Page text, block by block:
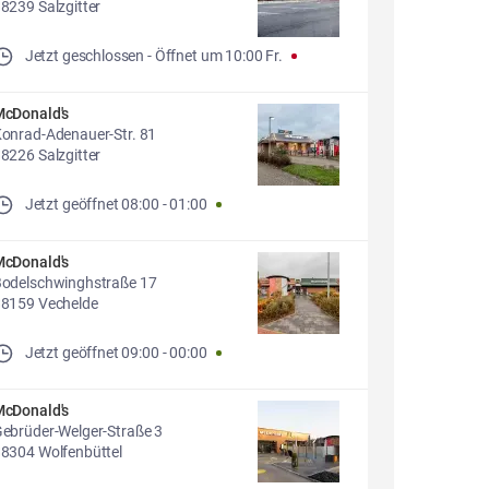
Salzgitter
Jetzt geschlossen - Öffnet um 10:00 Fr.
Adenauer-Str. 81
Salzgitter
Jetzt geöffnet 08:00 -01:00
17
Vechelde
Jetzt geöffnet 09:00 -00:00
Welger-Straße 3
Wolfenbüttel